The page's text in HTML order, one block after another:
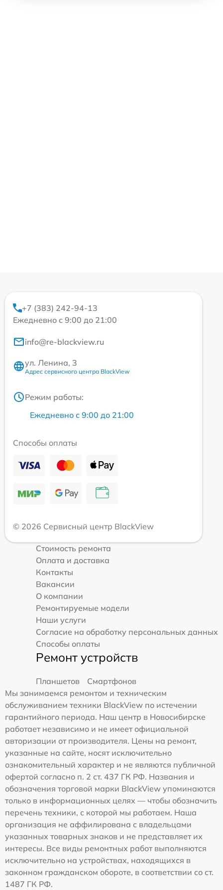
+7 (383) 242-94-13
Ежедневно с 9:00 до 21:00
info@re-blackview.ru
ул. Ленина, 3
Адрес сервисного центра BlackView
Режим работы:
Ежедневно с 9:00 до 21:00
Способы оплаты
© 2026 Сервисный центр BlackView
Стоимость ремонта
Оплата и доставка
Контакты
Вакансии
О компании
Ремонтируемые модели
Наши услуги
Согласие на обработку персональных данных
Способы оплаты
Ремонт устройств
Планшетов
Смартфонов
Мы занимаемся ремонтом и техническим
обслуживанием техники BlackView по истечении
гарантийного периода. Наш центр в Новосибирске
работает независимо и не имеет официальной
авторизации от производителя. Цены на ремонт,
указанные на сайте, носят исключительно
ознакомительный характер и не являются публичной
офертой согласно п. 2 ст. 437 ГК РФ. Названия и
обозначения торговой марки BlackView упоминаются
только в информационных целях — чтобы обозначить
перечень техники, с которой мы работаем. Наша
организация не аффилирована с владельцами
указанных товарных знаков и не представляет их
интересы. Все виды ремонтных работ выполняются
исключительно на устройствах, находящихся в
законном гражданском обороте, в соответствии со ст.
1487 ГК РФ.